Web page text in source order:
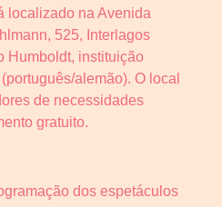
localizado na Avenida
525, Interlagos
Humboldt, instituição
alemão). O local
de necessidades
gratuito.
dos espetáculos